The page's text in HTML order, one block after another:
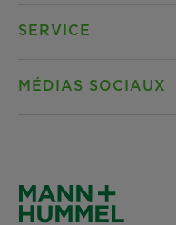
Actualités &
SERVICE
Déclaration de
MÉDIAS SOCIAUX
Instagram